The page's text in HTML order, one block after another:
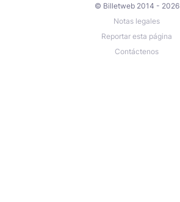
© Billetweb 2014 - 2026
Notas legales
Reportar esta página
Contáctenos